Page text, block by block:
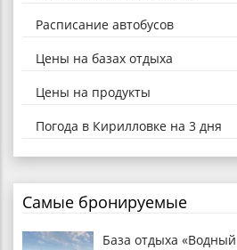
Расписание автобусов
Цены на базах отдыха
Цены на продукты
Погода в Кирилловке на 3 дня
Самые бронируемые
База отдыха